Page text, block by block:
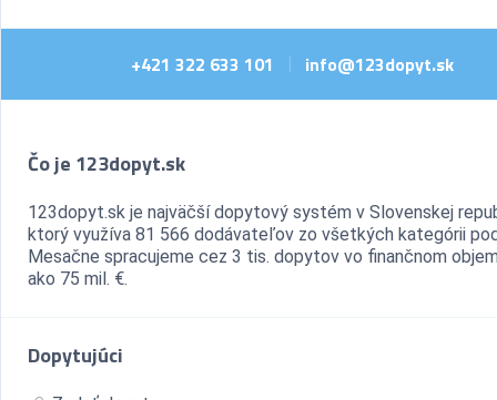
+421 322 633 101 | info@123dopyt.sk
Čo je 123dopyt.sk
123dopyt.sk je najväčší dopytový systém v Slovenskej
ktorý využíva 81 566 dodávateľov zo všetkých kategórii
Mesačne spracujeme cez 3 tis. dopytov vo finančnom
ako 75 mil. €.
Dopytujúci